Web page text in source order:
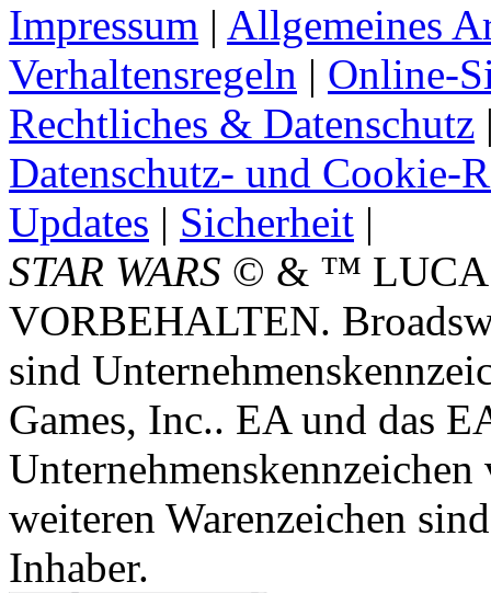
Impressum | Allgemeines
Verhaltensregeln | Online-
Rechtliches & Datenschutz
Datenschutz- und Cookie-
Updates | Sicherheit |
STAR WARS © & ™
VORBEHALTEN.
sind
Games, Inc.. EA und das
weiteren Warenzeichen
Inhaber.